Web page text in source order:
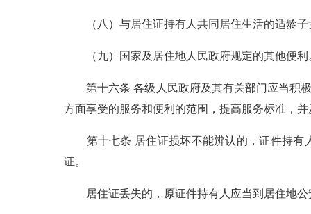
（八）与居住证持有人共同居住生活的适龄子
（九）国家及居住地人民政府规定的其他便利
第十六条 各级人民政府及其有关部门应当积极
方面享受的服务和便利的范围，提高服务标准，
第十七条 居住证损坏不能辨认的，证件持有
证。
居住证丢失的，原证件持有人应当到居住地公